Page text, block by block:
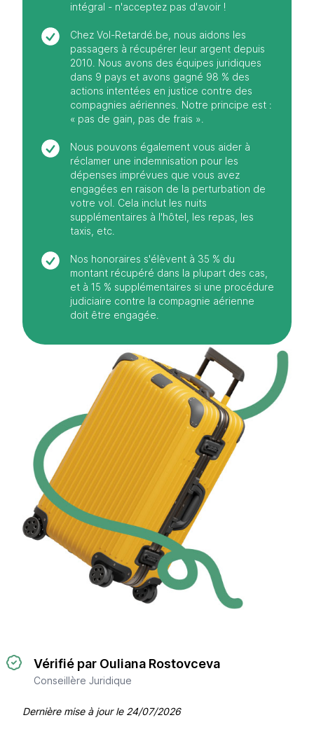
intégral - n'acceptez pas d'avoir !
Chez Vol-Retardé.be, nous aidons les
passagers à récupérer leur argent depuis
2010. Nous avons des équipes juridiques
dans 9 pays et avons gagné 98 % des
actions intentées en justice contre des
compagnies aériennes. Notre principe est :
« pas de gain, pas de frais ».
Nous pouvons également vous aider à
réclamer une indemnisation pour les
dépenses imprévues que vous avez
engagées en raison de la perturbation de
votre vol. Cela inclut les nuits
supplémentaires à l'hôtel, les repas, les
taxis, etc.
Nos honoraires s'élèvent à 35 % du
montant récupéré dans la plupart des cas,
et à 15 % supplémentaires si une procédure
judiciaire contre la compagnie aérienne
doit être engagée.
Vérifié par Ouliana Rostovceva
Conseillère Juridique
Dernière mise à jour le 24/07/2026